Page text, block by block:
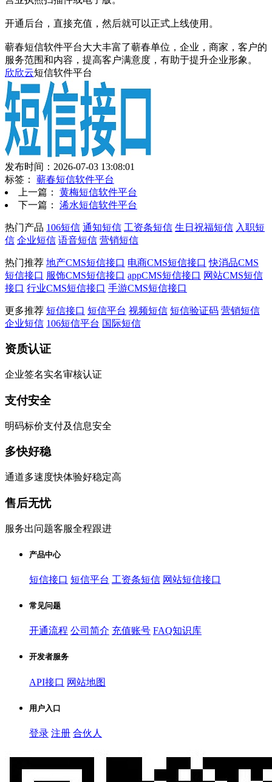
开通后台，直接充值，然后就可以正式上线使用。
蕲春短信软件平台大大丰富了蕲春单位，企业，商家，客户的
服务范围和内容，提高客户满意度，有助于提升企业形象。
欣欣云短信软件平台
发布时间：2026-07-03 13:08:01
标签： 蕲春短信软件平台
上一篇： 黄梅短信软件平台
下一篇： 浠水短信软件平台
热门产品 106短信 通知短信 工资条短信 生日祝福短信 入职短
信 企业短信 语音短信 营销短信
热门推荐 地产CMS短信接口 电商CMS短信接口 快消品CMS
短信接口 服饰CMS短信接口 appCMS短信接口 网站CMS短信
接口 行业CMS短信接口 手游CMS短信接口
更多推荐 短信接口 短信平台 视频短信 短信验证码 营销短信
企业短信 106短信平台 国际短信
资质认证
企业签名实名审核认证
支付安全
明码标价支付及信息安全
多快好稳
通道多速度快体验好稳定高
售后无忧
服务出问题客服全程跟进
产品中心
短信接口 短信平台 工资条短信 网站短信接口
常见问题
开通流程 公司简介 充值账号 FAQ知识库
开发者服务
API接口 网站地图
用户入口
登录 注册 合伙人